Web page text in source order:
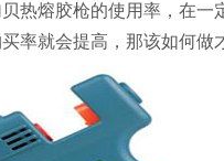
熔胶枪的使用率，在一
率就会提高，那该如何做